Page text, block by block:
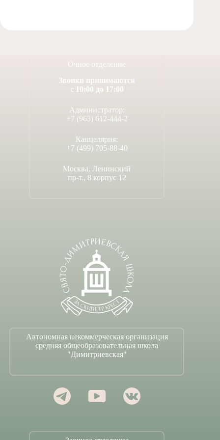
Очное отделение
Звонки принимаются
с 10:00 до 17:00
Администратор:
+7 (963) 612-444-2
Канцелярия:
+7 (499) 705-88-40
Москва, Ленинский
пр-т., 8 корпус 12
Автономная некоммерческая организация
средняя общеобразовательная школа
"Димитриевская"